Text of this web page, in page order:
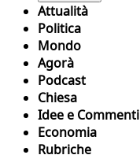
Attualità
Politica
Mondo
Agorà
Podcast
Chiesa
Idee e Commenti
Economia
Rubriche